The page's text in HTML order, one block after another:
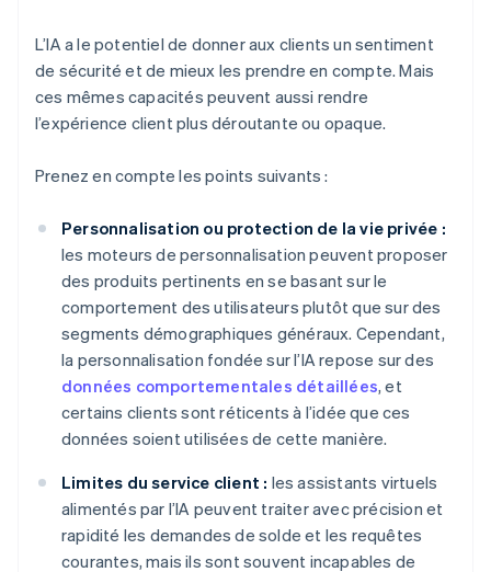
L’IA a le potentiel de donner aux clients un sentiment
de sécurité et de mieux les prendre en compte. Mais
ces mêmes capacités peuvent aussi rendre
l’expérience client plus déroutante ou opaque.
Prenez en compte les points suivants :
Personnalisation ou protection de la vie privée :
les moteurs de personnalisation peuvent proposer
des produits pertinents en se basant sur le
comportement des utilisateurs plutôt que sur des
segments démographiques généraux. Cependant,
la personnalisation fondée sur l’IA repose sur des
données comportementales détaillées, et
certains clients sont réticents à l’idée que ces
données soient utilisées de cette manière.
Limites du service client : les assistants virtuels
alimentés par l’IA peuvent traiter avec précision et
rapidité les demandes de solde et les requêtes
courantes, mais ils sont souvent incapables de